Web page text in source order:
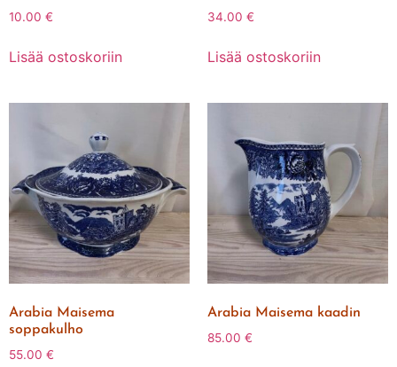
10.00 €
Lisää ostoskoriin
34.00 €
Lisää ostoskoriin
Arabia Maisema
soppakulho
55.00 €
Arabia Maisema kaadin
85.00 €